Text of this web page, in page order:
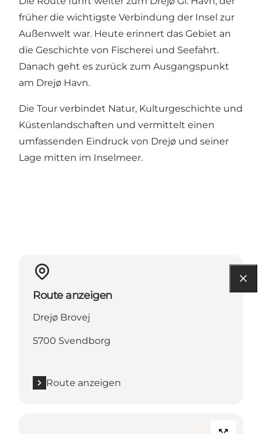
früher die wichtigste Verbindung der Insel zur
Außenwelt war. Heute erinnert das Gebiet an
die Geschichte von Fischerei und Seefahrt.
Danach geht es zurück zum Ausgangspunkt
am Drejø Havn.
Die Tour verbindet Natur, Kulturgeschichte und
Küstenlandschaften und vermittelt einen
umfassenden Eindruck von Drejø und seiner
Lage mitten im Inselmeer.
Route anzeigen
Drejø Brovej
5700 Svendborg
Route anzeigen